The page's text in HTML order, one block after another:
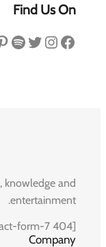
Find Us On
فیس‌بوک اینستاگرم توییتر اسپاتیفای
knowledge and
entertainment.
[contact-form-7 404 "یافت نشد"]
Company